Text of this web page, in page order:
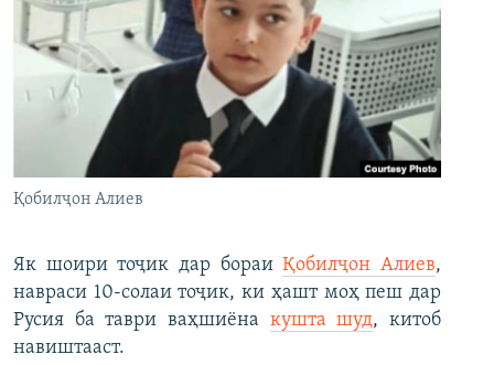
Қобилҷон Алиев
Як шоири тоҷик дар бораиҚобилҷон Алиев,
навраси 10-солаи тоҷик, ки ҳашт моҳ пеш дар
Русия ба таври ваҳшиёна кушта шуд, китоб
навиштааст.